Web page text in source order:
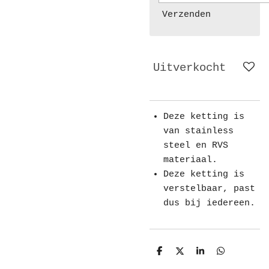
Verzenden
Uitverkocht
Deze ketting is
van stainless
steel en RVS
materiaal.
Deze ketting is
verstelbaar, past
dus bij iedereen.
D
D
S
D